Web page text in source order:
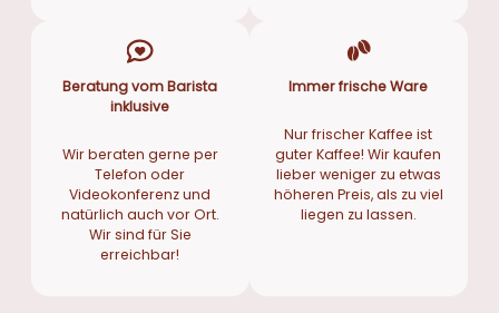
Beratung vom Barista
inklusive
Wir beraten gerne per
Telefon oder
Videokonferenz und
natürlich auch vor Ort.
Wir sind für Sie
erreichbar!
Immer frische Ware
Nur frischer Kaffee ist
guter Kaffee! Wir kaufen
lieber weniger zu etwas
höheren Preis, als zu viel
liegen zu lassen.